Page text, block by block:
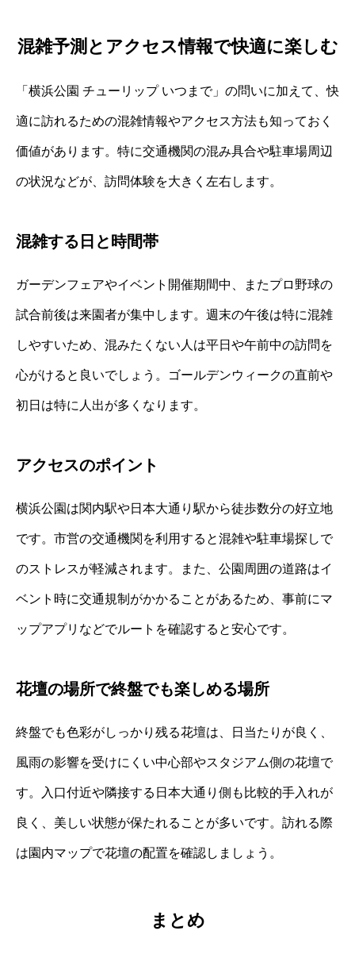
混雑予測とアクセス情報で快適に楽しむ
「横浜公園 チューリップ いつまで」の問いに加えて、快
適に訪れるための混雑情報やアクセス方法も知っておく
価値があります。特に交通機関の混み具合や駐車場周辺
の状況などが、訪問体験を大きく左右します。
混雑する日と時間帯
ガーデンフェアやイベント開催期間中、またプロ野球の
試合前後は来園者が集中します。週末の午後は特に混雑
しやすいため、混みたくない人は平日や午前中の訪問を
心がけると良いでしょう。ゴールデンウィークの直前や
初日は特に人出が多くなります。
アクセスのポイント
横浜公園は関内駅や日本大通り駅から徒歩数分の好立地
です。市営の交通機関を利用すると混雑や駐車場探しで
のストレスが軽減されます。また、公園周囲の道路はイ
ベント時に交通規制がかかることがあるため、事前にマ
ップアプリなどでルートを確認すると安心です。
花壇の場所で終盤でも楽しめる場所
終盤でも色彩がしっかり残る花壇は、日当たりが良く、
風雨の影響を受けにくい中心部やスタジアム側の花壇で
す。入口付近や隣接する日本大通り側も比較的手入れが
良く、美しい状態が保たれることが多いです。訪れる際
は園内マップで花壇の配置を確認しましょう。
まとめ